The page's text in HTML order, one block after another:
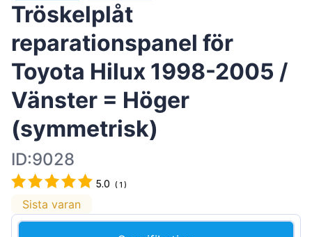
Tröskelplåt
reparationspanel för
Toyota Hilux 1998-2005 /
Vänster = Höger
(symmetrisk)
ID:9028
5.0 (1 )
Sista varan